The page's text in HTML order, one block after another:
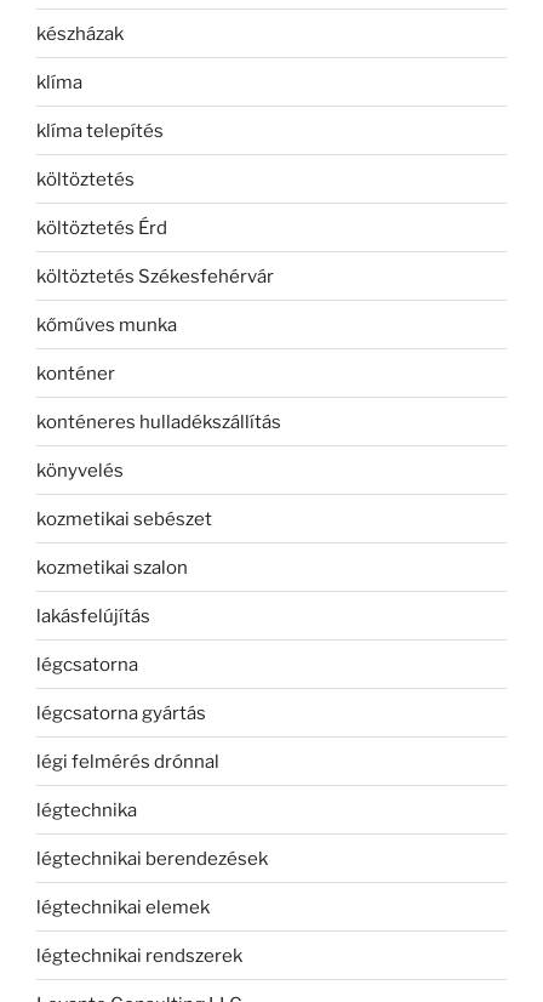
készházak
klíma
klíma telepítés
költöztetés
költöztetés Érd
költöztetés Székesfehérvár
kőműves munka
konténer
konténeres hulladékszállítás
könyvelés
kozmetikai sebészet
kozmetikai szalon
lakásfelújítás
légcsatorna
légcsatorna gyártás
légi felmérés drónnal
légtechnika
légtechnikai berendezések
légtechnikai elemek
légtechnikai rendszerek